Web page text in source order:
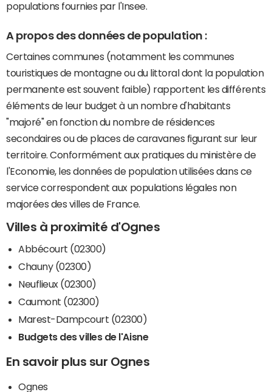
populations fournies par l'Insee.
A propos des données de population :
Certaines communes (notamment les communes
touristiques de montagne ou du littoral dont la population
permanente est souvent faible) rapportent les différents
éléments de leur budget à un nombre d'habitants
"majoré" en fonction du nombre de résidences
secondaires ou de places de caravanes figurant sur leur
territoire. Conformément aux pratiques du ministère de
l'Economie, les données de population utilisées dans ce
service correspondent aux populations légales non
majorées des villes de France.
Villes à proximité d'Ognes
Abbécourt (02300)
Chauny (02300)
Neuflieux (02300)
Caumont (02300)
Marest-Dampcourt (02300)
Budgets des villes de l'Aisne
En savoir plus sur Ognes
Ognes